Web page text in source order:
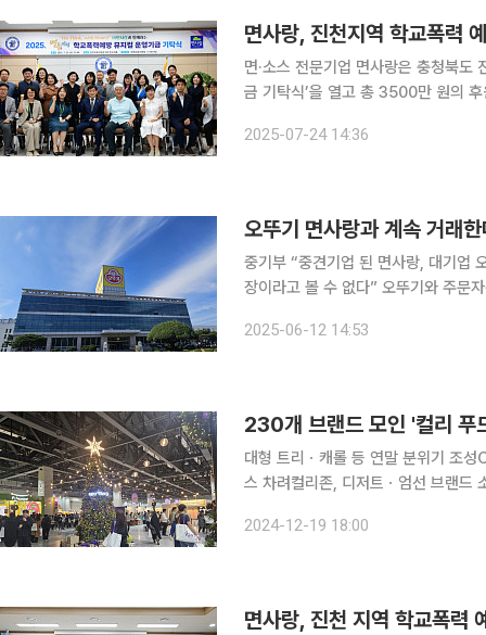
면사랑, 진천지역 학교폭력
면·소스 전문기업 면사랑은 충청북도
금 기탁식’을 열고 총 3500만 원의 후원금을 전달
2025-07-24 14:36
오뚜기 면사랑과 계속 거래
중기부 “중견기업 된 면사랑, 대기업
장이라고 볼 수 없다” 오뚜기와 주문자상표부착생산(OEM) 업체인 면사랑이 기업 간 거래를 중단하
어 본안 소송까지 승소하면서 오뚜기
2025-06-12 14:53
대형 트리ㆍ캐롤 등 연말 분위기 조
스 차려컬리존, 디저트ㆍ엄선 브랜드 소개에드
코엑스 마곡 르웨스트에는 영하 6도
2024-12-19 18:00
면사랑, 진천 지역 학교폭력